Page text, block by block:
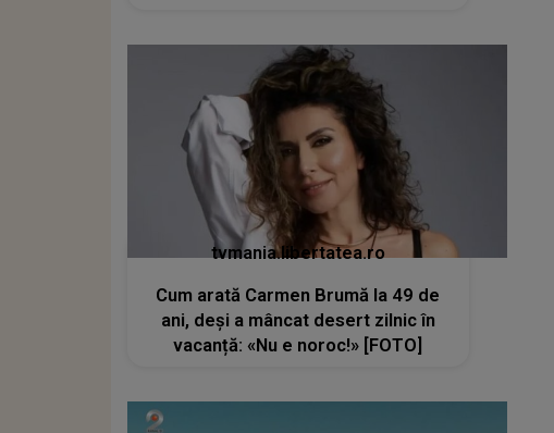
tvmania.libertatea.ro
Cum arată Carmen Brumă la 49 de
ani, deși a mâncat desert zilnic în
vacanță: «Nu e noroc!» [FOTO]